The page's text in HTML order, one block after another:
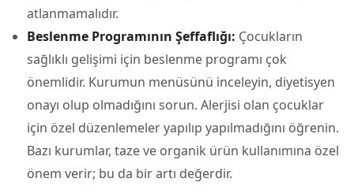
atlanmamalıdır.
Beslenme Programının Şeffaflığı: Çocukların
sağlıklı gelişimi için beslenme programı çok
önemlidir. Kurumun menüsünü inceleyin, diyetisyen
onayı olup olmadığını sorun. Alerjisi olan çocuklar
için özel düzenlemeler yapılıp yapılmadığını öğrenin.
Bazı kurumlar, taze ve organik ürün kullanımına özel
önem verir; bu da bir artı değerdir.